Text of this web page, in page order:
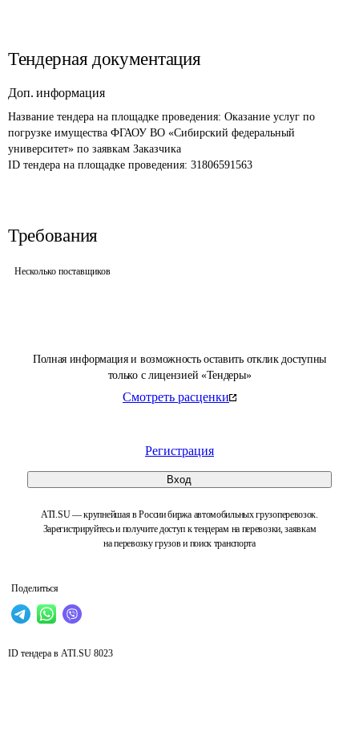
Полная информация и возможность оставить отклик доступны
только с лицензией «Тендеры»
Смотреть расценки
Регистрация
Вход
ATI.SU — крупнейшая в России биржа автомобильных грузоперевозок.
Зарегистрируйтесь и получите доступ к тендерам на перевозки, заявкам
на перевозку грузов и поиск транспорта
Поделиться
Тендерная документация
Доп. информация
Название тендера на площадке проведения: Оказание услуг по
погрузке имущества ФГАОУ ВО «Сибирский федеральный
университет» по заявкам Заказчика
ID тендера на площадке проведения: 31806591563
Требования
Несколько поставщиков
ID тендера в ATI.SU 8023